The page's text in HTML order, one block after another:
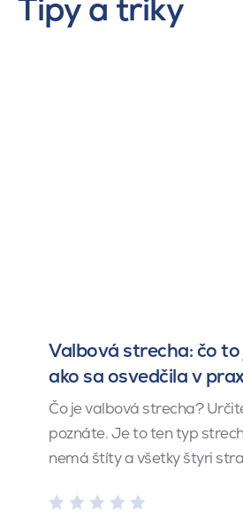
Tipy a triky
Valbová strecha: čo to
ako sa osvedčila v
Čo je valbová strecha?
poznáte. Je to ten typ
nemá štíty a všetky štyri